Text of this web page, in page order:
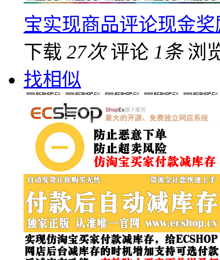
宝实现商品评论现金
下载 27次 评论 1条 浏
找相似